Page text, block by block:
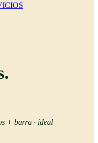
.
+ barra · ideal